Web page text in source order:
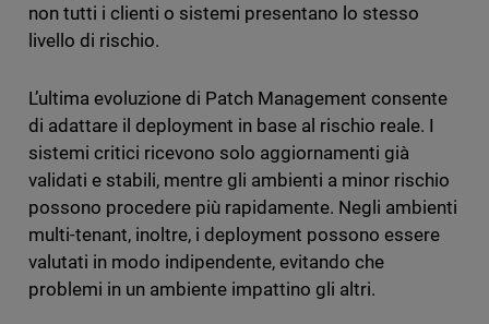
non tutti i clienti o sistemi presentano lo stesso
livello di rischio.
L’ultima evoluzione di Patch Management consente
di adattare il deployment in base al rischio reale. I
sistemi critici ricevono solo aggiornamenti già
validati e stabili, mentre gli ambienti a minor rischio
possono procedere più rapidamente. Negli ambienti
multi-tenant, inoltre, i deployment possono essere
valutati in modo indipendente, evitando che
problemi in un ambiente impattino gli altri.